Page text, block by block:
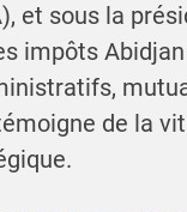
et sous la
impôts
de la